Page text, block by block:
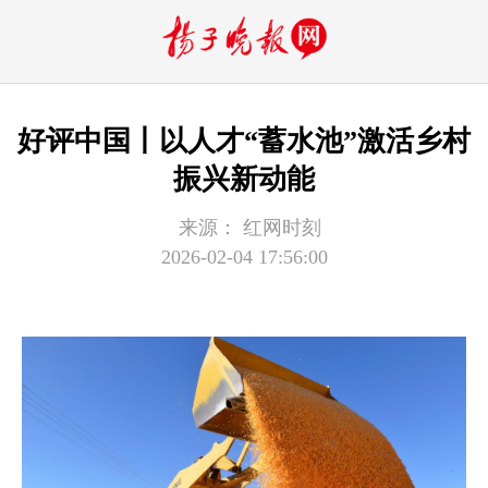
好评中国丨以人才“蓄水池”激活乡村
振兴新动能
来源：
红网时刻
2026-02-04 17:56:00